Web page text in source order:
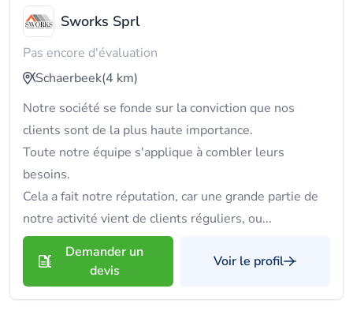
Sworks Sprl
Pas encore d'évaluation
Schaerbeek(4 km)
Notre société se fonde sur la conviction que nos
clients sont de la plus haute importance.
Toute notre équipe s'applique à combler leurs
besoins.
Cela a fait notre réputation, car une grande partie de
notre activité vient de clients réguliers, ou...
Demander un
devis
Voir le profil